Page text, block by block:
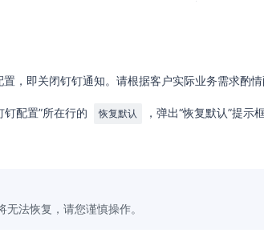
，即关闭钉钉通知。请根据客户实际业务需求酌情
钉配置”所在行的 恢复默认 ，弹出“恢复默认”提示框
法恢复，请您谨慎操作。